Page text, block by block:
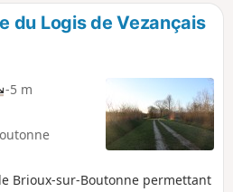
du Logis de Vezançais
-5 m
Brioux-sur-Boutonne permettant